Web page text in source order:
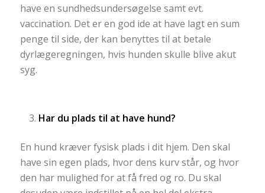
have en sundhedsundersøgelse samt evt.
vaccination. Det er en god ide at have lagt en sum
penge til side, der kan benyttes til at betale
dyrlægeregningen, hvis hunden skulle blive akut
syg.
Har du plads til at have hund?
En hund kræver fysisk plads i dit hjem. Den skal
have sin egen plads, hvor dens kurv står, og hvor
den har mulighed for at få fred og ro. Du skal